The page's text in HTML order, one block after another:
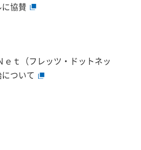
協賛
ｅｔ（フレッツ・ドットネッ
ついて